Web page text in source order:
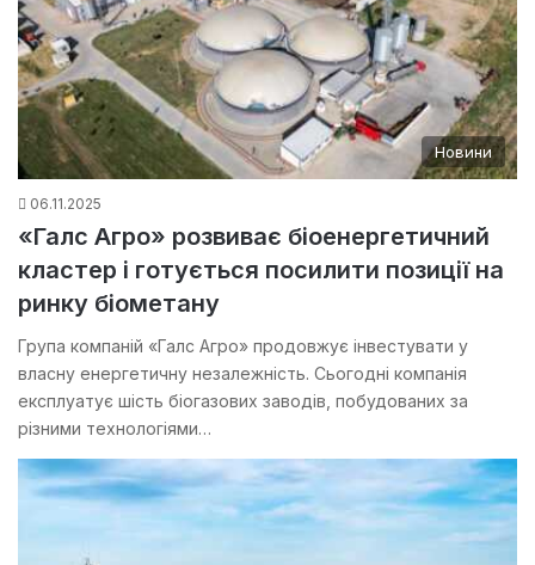
Новини
06.11.2025
«Галс Агро» розвиває біоенергетичний
кластер і готується посилити позиції на
ринку біометану
Група компаній «Галс Агро» продовжує інвестувати у
власну енергетичну незалежність. Сьогодні компанія
експлуатує шість біогазових заводів, побудованих за
різними технологіями…